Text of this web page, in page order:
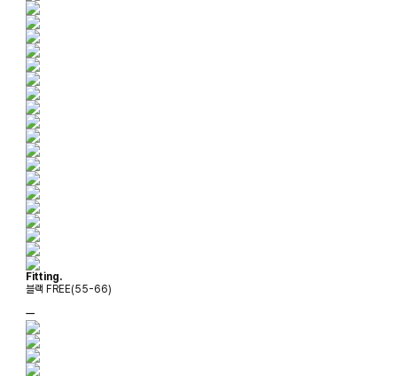
Fitting.
블랙 FREE(55-66)
ㅡ